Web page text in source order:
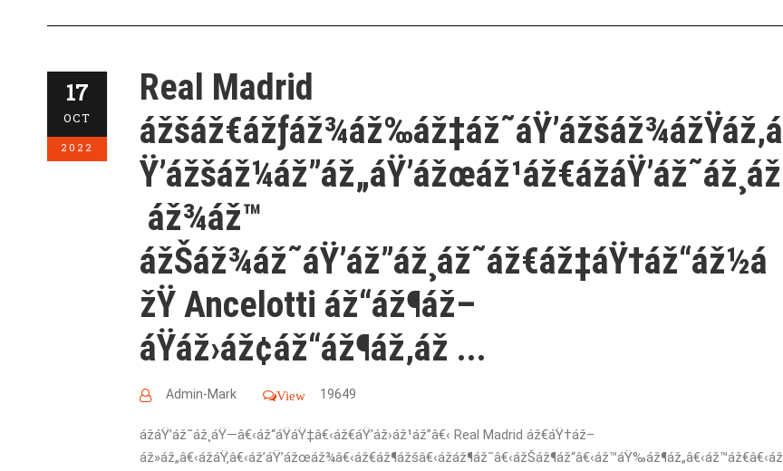
17
OCT
2022
Real Madrid
ážšáž€ážƒáž¾áž‰áž‡áž˜áŸ’ážšáž¾ážŸáž‚á
Ÿ’ážšáž¼áž”áž„áŸ’ážœáž¹áž€ážáŸ’áž˜áž¸áž
áž¾áž™
ážŠáž¾áž˜áŸ’áž”áž¸áž˜áž€áž‡áŸ†áž“áž½á
žŸ Ancelotti áž“áž¶áž–
áŸáž›áž¢áž“áž¶áž‚áž ...
Admin-Mark View 19649
ážáŸ’áž˜áž¸áŸ—â€‹áž“áŸáŸ‡â€‹áž€áŸ’áž›áž¹áž”â€‹ Real Madrid áž€áŸ†áž–
áž»áž„â€‹ážáŸ‚â€‹áž’áŸ’ážœáž¾â€‹áž€áž¶ážšâ€‹ážáž¶áž˜â€‹ážŠáž¶áž“â€‹áž™áŸ‰áž¶áž„â€‹áž™áž€â€‹áž